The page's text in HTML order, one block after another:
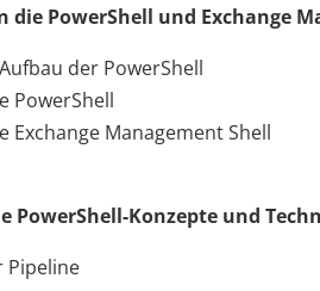
die PowerShell und Exchange
der PowerShell
PowerShell
Exchange Management Shell
PowerShell-Konzepte und
Pipeline